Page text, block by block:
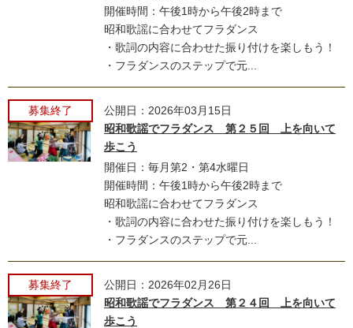
開催時間：午後1時から午後2時まで
昭和歌謡に合わせてフラダンス
・歌詞の内容に合わせた振り付けを楽しもう！
・フラダンスのステップで元...
募集終了
公開日：2026年03月15日
昭和歌謡でフラダンス 第２５回 上を向いて
歩こう
開催日：毎月第2・第4水曜日
開催時間：午後1時から午後2時まで
昭和歌謡に合わせてフラダンス
・歌詞の内容に合わせた振り付けを楽しもう！
・フラダンスのステップで元...
募集終了
公開日：2026年02月26日
昭和歌謡でフラダンス 第２４回 上を向いて
歩こう